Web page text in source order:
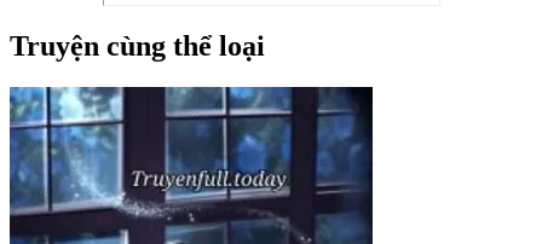
Truyện cùng thể loại